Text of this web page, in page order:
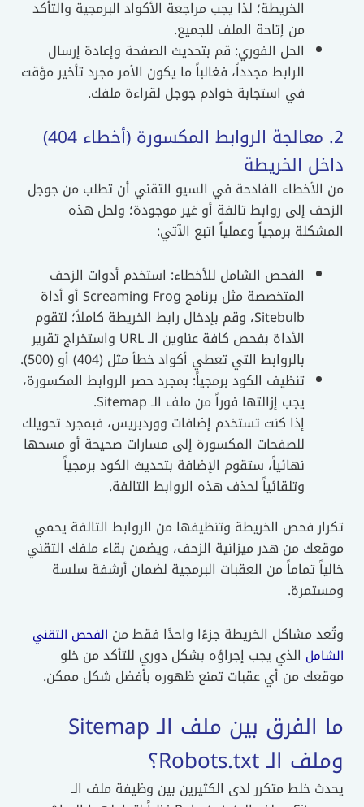
الخريطة؛ لذا يجب مراجعة الأكواد البرمجية والتأكد
من إتاحة الملف للجميع.
الحل الفوري: قم بتحديث الصفحة وإعادة إرسال
الرابط مجدداً، فغالباً ما يكون الأمر مجرد تأخير مؤقت
في استجابة خوادم جوجل لقراءة ملفك.
2. معالجة الروابط المكسورة (أخطاء 404)
داخل الخريطة
من الأخطاء الفادحة في السيو التقني أن تطلب من جوجل
الزحف إلى روابط تالفة أو غير موجودة؛ ولحل هذه
المشكلة برمجياً وعملياً اتبع الآتي:
الفحص الشامل للأخطاء: استخدم أدوات الزحف
المتخصصة مثل برنامج Screaming Frog أو أداة
Sitebulb، وقم بإدخال رابط الخريطة كاملاً؛ لتقوم
الأداة بفحص كافة عناوين الـ URL واستخراج تقرير
بالروابط التي تعطي أكواد خطأ مثل (404) أو (500).
تنظيف الكود برمجياً: بمجرد حصر الروابط المكسورة،
يجب إزالتها فوراً من ملف الـ Sitemap.
إذا كنت تستخدم إضافات ووردبريس، فبمجرد تحويلك
للصفحات المكسورة إلى مسارات صحيحة أو مسحها
نهائياً، ستقوم الإضافة بتحديث الكود برمجياً
وتلقائياً لحذف هذه الروابط التالفة.
تكرار فحص الخريطة وتنظيفها من الروابط التالفة يحمي
موقعك من هدر ميزانية الزحف، ويضمن بقاء ملفك التقني
خالياً تماماً من العقبات البرمجية لضمان أرشفة سلسة
ومستمرة.
وتُعد مشاكل الخريطة جزءًا واحدًا فقط من الفحص التقني
الشامل الذي يجب إجراؤه بشكل دوري للتأكد من خلو
موقعك من أي عقبات تمنع ظهوره بأفضل شكل ممكن.
ما الفرق بين ملف الـ Sitemap
وملف الـ Robots.txt؟
يحدث خلط متكرر لدى الكثيرين بين وظيفة ملف الـ